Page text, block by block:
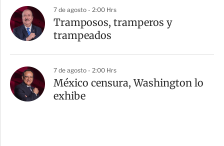
7 de agosto - 2:00 Hrs
Tramposos, tramperos y
trampeados
7 de agosto - 2:00 Hrs
México censura, Washington lo
exhibe